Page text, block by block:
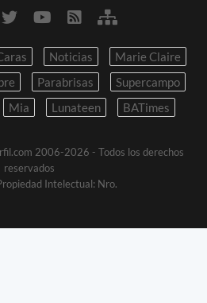
Noticias
Marie Claire
Parabrisas
Supercampo
Mia Lunateen BATimes
2006-2026 - Todos los derechos
reservados
Intelectual: Nro.